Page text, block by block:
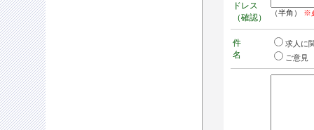
ドレス
（確認）
（半角） ※
件
名
求人に
ご意見